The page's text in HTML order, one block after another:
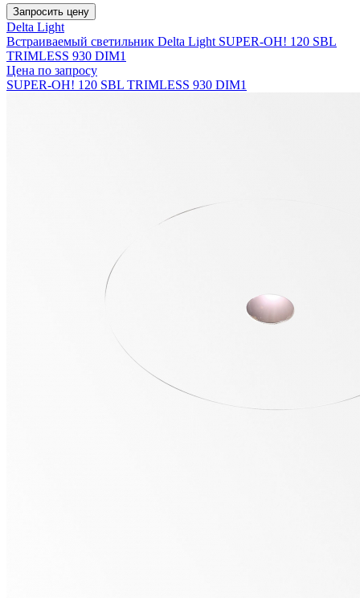
Запросить цену
Delta Light
Встраиваемый светильник Delta Light SUPER-OH! 120 SBL
TRIMLESS 930 DIM1
Цена по запросу
SUPER-OH! 120 SBL TRIMLESS 930 DIM1